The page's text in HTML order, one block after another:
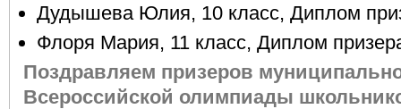
Дудышева Юлия, 10 класс, Диплом
Флоря Мария, 11 класс, Диплом
Поздравляем призеров
Всероссийской олимпиады